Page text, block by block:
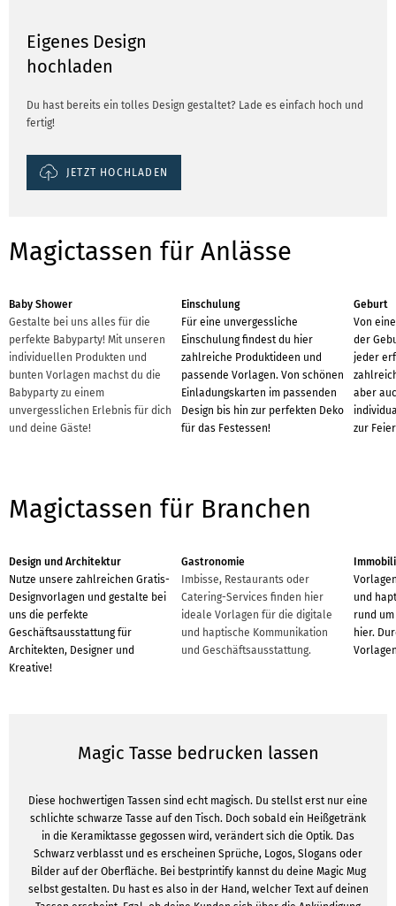
Eigenes Design
hochladen
Du hast bereits ein tolles Design gestaltet? Lade es einfach hoch und
fertig!
JETZT HOCHLADEN
Magictassen für Anlässe
Baby Shower
Gestalte bei uns alles für die
perfekte Babyparty! Mit unseren
individuellen Produkten und
bunten Vorlagen machst du die
Babyparty zu einem
unvergesslichen Erlebnis für dich
und deine Gäste!
Einschulung
Für eine unvergessliche
Einschulung findest du hier
zahlreiche Produktideen und
passende Vorlagen. Von schönen
Einladungskarten im passenden
Design bis hin zur perfekten Deko
für das Festessen!
Geburt
Von
der
jeder
aber
zur
Magictassen für Branchen
Design und Architektur
Nutze unsere zahlreichen Gratis-
Designvorlagen und gestalte bei
uns die perfekte
Geschäftsausstattung für
Architekten, Designer und
Kreative!
Gastronomie
Imbisse, Restaurants oder
Catering-Services finden hier
ideale Vorlagen für die digitale
und haptische Kommunikation
und Geschäftsausstattung.
und
rund
hier.
Magic Tasse bedrucken lassen
Diese hochwertigen Tassen sind echt magisch. Du stellst erst nur eine
schlichte schwarze Tasse auf den Tisch. Doch sobald ein Heißgetränk
in die Keramiktasse gegossen wird, verändert sich die Optik. Das
Schwarz verblasst und es erscheinen Sprüche, Logos, Slogans oder
Bilder auf der Oberfläche. Bei bestprintify kannst du deine Magic Mug
selbst gestalten. Du hast es also in der Hand, welcher Text auf deinen